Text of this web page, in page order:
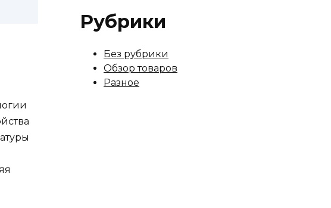
Рубрики
Без рубрики
Обзор товаров
Разное